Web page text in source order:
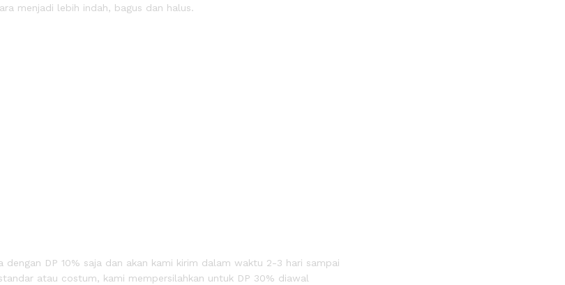
menjadi lebih indah, bagus dan halus.
DP 10% saja dan akan kami kirim dalam waktu 2-3 hari sampai
atau costum, kami mempersilahkan untuk DP 30% diawal